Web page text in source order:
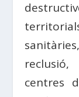
reclusió,
centres